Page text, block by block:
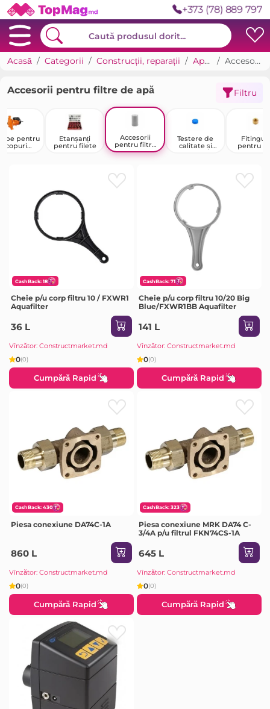
+373 (78) 889 797
Acasă Categorii Construcții, reparații Apă și canalizare Accesorii pentru filtre de apă
Accesorii pentru filtre de apă Filtru
pentru
scopuri
Etanșanți
pentru filete
Accesorii
pentru filtre
de apă
Testere de
calitate și
Fitinguri
pentru
CashBack: 18
Cheie p/u corp filtru 10 / FXWR1
Aquafilter
36 L
Vînzător: Constructmarket.md
0(0)
Cumpără Rapid
CashBack: 71
Cheie p/u corp filtru 10/20 Big
Blue/FXWR1BB Aquafilter
141 L
Vînzător: Constructmarket.md
0(0)
Cumpără Rapid
CashBack: 430
Piesa conexiune DA74C-1A
860 L
Vînzător: Constructmarket.md
0(0)
Cumpără Rapid
CashBack: 323
Piesa conexiune MRK DA74 C-
3/4A p/u filtrul FKN74CS-1A
645 L
Vînzător: Constructmarket.md
0(0)
Cumpără Rapid